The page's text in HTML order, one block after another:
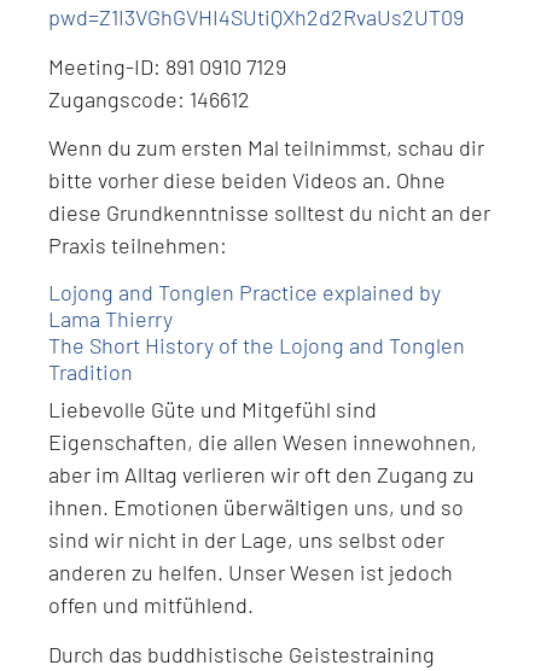
pwd=Z1I3VGhGVHI4SUtiQXh2d2RvaUs2UT09
Meeting-ID: 891 0910 7129
Zugangscode: 146612
Wenn du zum ersten Mal teilnimmst, schau dir
bitte vorher diese beiden Videos an. Ohne
diese Grundkenntnisse solltest du nicht an der
Praxis teilnehmen:
Lojong and Tonglen Practice explained by
Lama Thierry
The Short History of the Lojong and Tonglen
Tradition
Liebevolle Güte und Mitgefühl sind
Eigenschaften, die allen Wesen innewohnen,
aber im Alltag verlieren wir oft den Zugang zu
ihnen. Emotionen überwältigen uns, und so
sind wir nicht in der Lage, uns selbst oder
anderen zu helfen. Unser Wesen ist jedoch
offen und mitfühlend.
Durch das buddhistische Geistestraining